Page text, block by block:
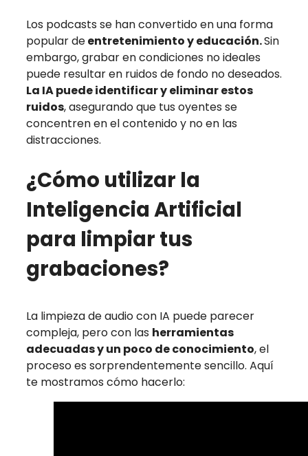
Los podcasts se han convertido en una forma
popular deentretenimiento y educación.Sin
embargo, grabar en condiciones no ideales
puede resultar en ruidos de fondo no deseados.
La IA puede identificar y eliminar estos
ruidos, asegurando que tus oyentes se
concentren en el contenido y no en las
distracciones.
¿Cómo utilizar la
Inteligencia Artificial
para limpiar tus
grabaciones?
La limpieza de audio con IA puede parecer
compleja, pero con las herramientas
adecuadas y un poco de conocimiento, el
proceso es sorprendentemente sencillo. Aquí
te mostramos cómo hacerlo: